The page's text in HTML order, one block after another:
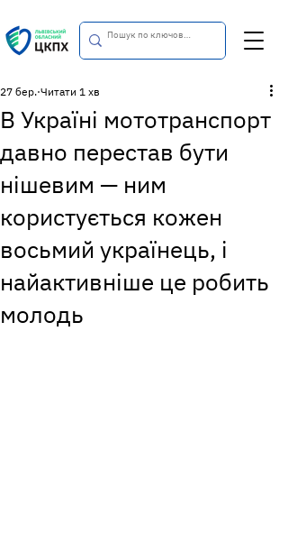
В Україні мототранспорт
давно перестав бути
нішевим — ним
користується кожен
восьмий українець, і
найактивніше це робить
молодь
27 бер. Читати 1 хв